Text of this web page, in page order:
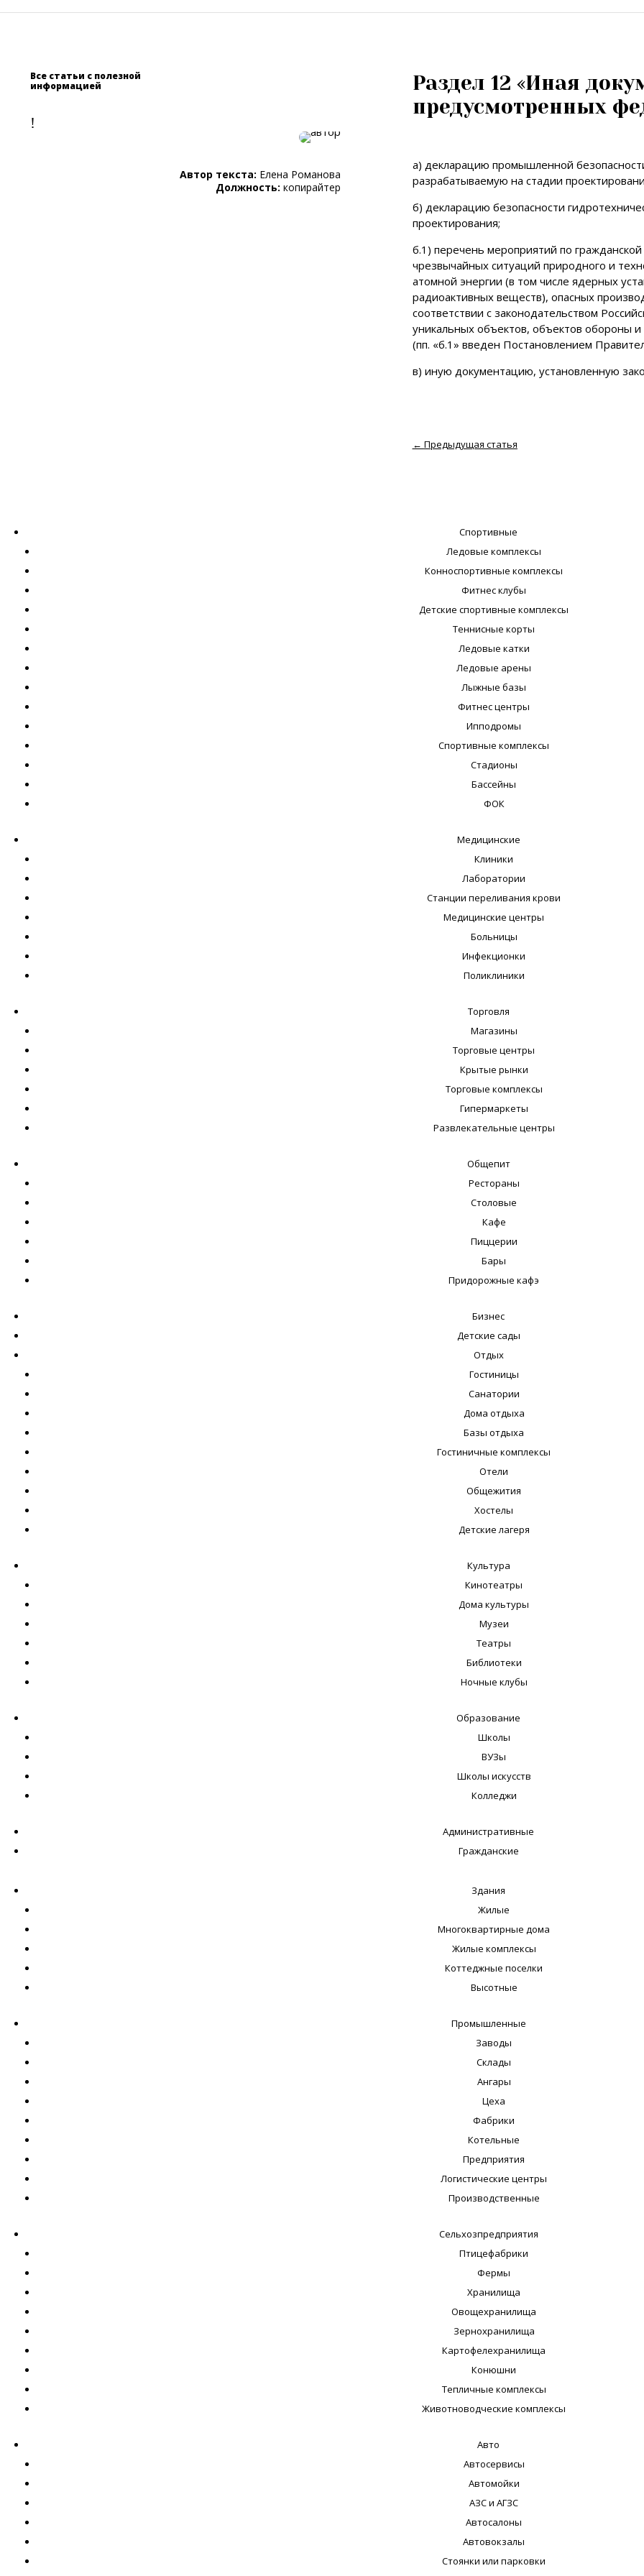
Все статьи с полезной
информацией
!
Автор текста: Елена Романова
Должность: копирайтер
Раздел 12 «Иная
предусмотренных
а) декларацию промышленной
разрабатываемую на стадии
б) декларацию безопасности
проектирования;
б.1) перечень мероприятий по
чрезвычайных ситуаций природного и
атомной энергии (в том числе ядерных
радиоактивных веществ), опасных
соответствии с законодательством
уникальных объектов, объектов обороны и
(пп. «б.1» введен Постановлением
в) иную документацию, установленную
← Предыдущая статья
Спортивные
Ледовые комплексы
Конноспортивные комплексы
Фитнес клубы
Детские спортивные комплексы
Теннисные корты
Ледовые катки
Ледовые арены
Лыжные базы
Фитнес центры
Ипподромы
Спортивные комплексы
Стадионы
Бассейны
ФОК
Медицинские
Клиники
Лаборатории
Станции переливания крови
Медицинские центры
Больницы
Инфекционки
Поликлиники
Торговля
Магазины
Торговые центры
Крытые рынки
Торговые комплексы
Гипермаркеты
Развлекательные центры
Общепит
Рестораны
Столовые
Кафе
Пиццерии
Бары
Придорожные кафэ
Бизнес
Детские сады
Отдых
Гостиницы
Санатории
Дома отдыха
Базы отдыха
Гостиничные комплексы
Отели
Общежития
Хостелы
Детские лагеря
Культура
Кинотеатры
Дома культуры
Музеи
Театры
Библиотеки
Ночные клубы
Образование
Школы
ВУЗы
Школы искусств
Колледжи
Административные
Гражданские
Здания
Жилые
Многоквартирные дома
Жилые комплексы
Коттеджные поселки
Высотные
Промышленные
Заводы
Склады
Ангары
Цеха
Фабрики
Котельные
Предприятия
Логистические центры
Производственные
Сельхозпредприятия
Птицефабрики
Фермы
Хранилища
Овощехранилища
Зернохранилища
Картофелехранилища
Конюшни
Тепличные комплексы
Животноводческие комплексы
Авто
Автосервисы
Автомойки
АЗС и АГЗС
Автосалоны
Автовокзалы
Стоянки или парковки